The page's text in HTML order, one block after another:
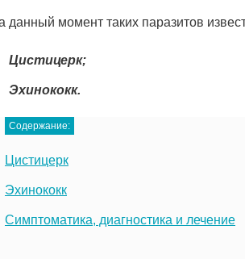
данный момент таких паразитов
Цистицерк;
Эхинококк.
Содержание:
Цистицерк
Эхинококк
Симптоматика, диагностика и лечение